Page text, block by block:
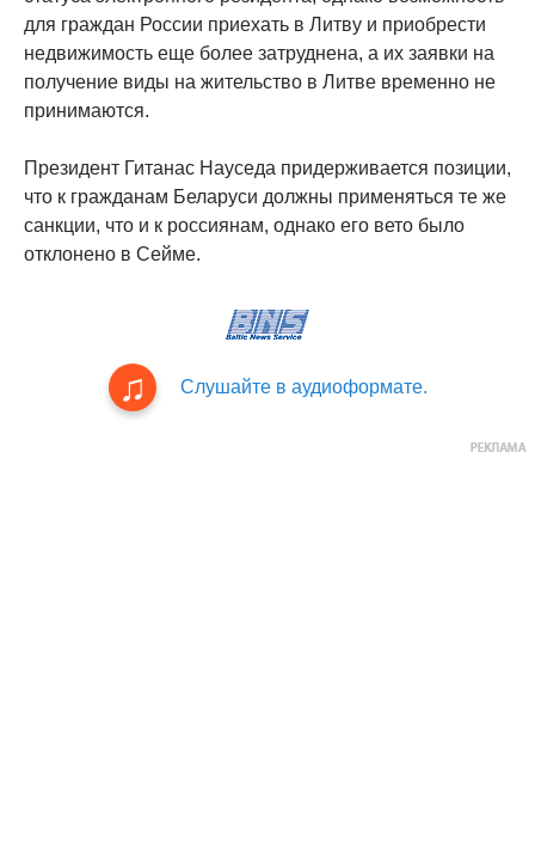
для граждан России приехать в Литву и приобрести
недвижимость еще более затруднена, а их заявки на
получение виды на жительство в Литве временно не
принимаются.
Президент Гитанас Науседа придерживается позиции,
что к гражданам Беларуси должны применяться те же
санкции, что и к россиянам, однако его вето было
отклонено в Сейме.
Слушайте в аудиоформате.